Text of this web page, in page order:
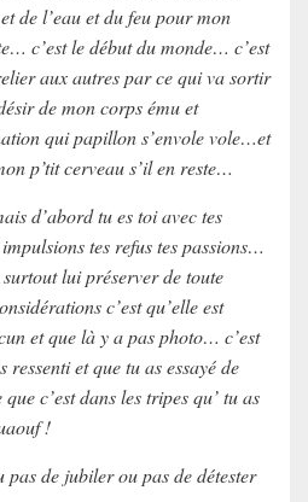
de l’eau et du feu pour mon
c’est le début du monde… c’est
aux autres par ce qui va sortir
de mon corps ému et
qui papillon s’envole vole…et
p’tit cerveau s’il en reste…
d’abord tu es toi avec tes
tes refus tes passions…
lui préserver de toute
c’est qu’elle est
et que là y a pas photo… c’est
ressenti et que tu as essayé de
c’est dans les tripes qu’ tu as
!
pas de jubiler ou pas de détester